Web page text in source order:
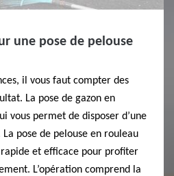
une pose de pelouse
il vous faut compter des
La pose de gazon en
vous permet de disposer d’une
pose de pelouse en rouleau
et efficace pour profiter
L’opération comprend la